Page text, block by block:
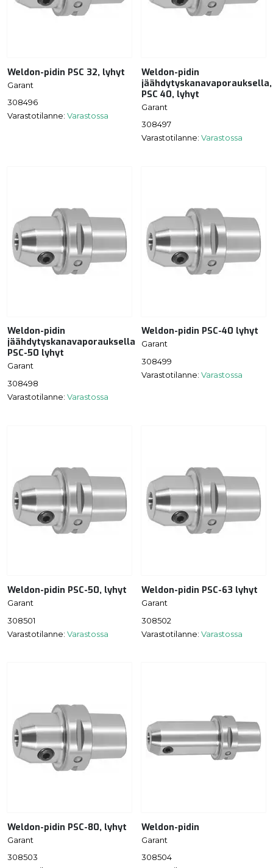
Weldon-pidin PSC 32, lyhyt
Garant
308496
Varastotilanne: Varastossa
Weldon-pidin
jäähdytyskanavaporauksella,
PSC 40, lyhyt
Garant
308497
Varastotilanne: Varastossa
Weldon-pidin
jäähdytyskanavaporauksella
PSC-50 lyhyt
Garant
308498
Varastotilanne: Varastossa
Weldon-pidin PSC-40 lyhyt
Garant
308499
Varastotilanne: Varastossa
Weldon-pidin PSC-50, lyhyt
Garant
308501
Varastotilanne: Varastossa
Weldon-pidin PSC-63 lyhyt
Garant
308502
Varastotilanne: Varastossa
Weldon-pidin PSC-80, lyhyt
Garant
308503
Weldon-pidin
Garant
308504